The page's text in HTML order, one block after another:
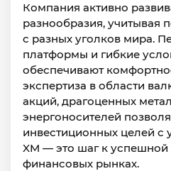
Компания активно
разнообразия, учитывая
с разных уголков мира.
платформы и гибкие
обеспечивают
экспертиза в области
акций, драгоценных
энергоносителей
инвестиционных целей с
XM — это шаг к успешной
финансовых рынках.